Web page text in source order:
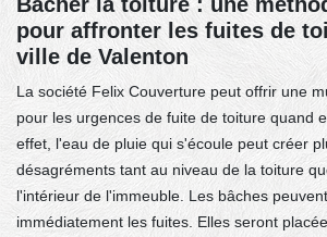
pour affronter les fuites de
ville de Valenton
La société Felix Couverture peut offrir une
pour les urgences de fuite de toiture quand
effet, l'eau de pluie qui s'écoule peut créer
désagréments tant au niveau de la toiture
l'intérieur de l'immeuble. Les bâches
immédiatement les fuites. Elles seront